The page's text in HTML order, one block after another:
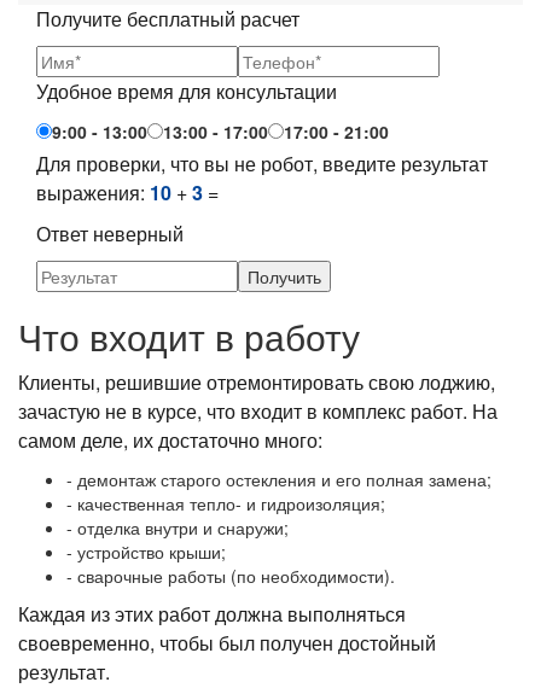
Получите бесплатный расчет
Удобное время для консультации
9:00 - 13:00 13:00 - 17:00 17:00 - 21:00
Для проверки, что вы не робот, введите результат
выражения: 10 +3 =
Ответ неверный
Что входит в работу
Клиенты, решившие отремонтировать свою лоджию,
зачастую не в курсе, что входит в комплекс работ. На
самом деле, их достаточно много:
- демонтаж старого остекления и его полная замена;
- качественная тепло- и гидроизоляция;
- отделка внутри и снаружи;
- устройство крыши;
- сварочные работы (по необходимости).
Каждая из этих работ должна выполняться
своевременно, чтобы был получен достойный
результат.